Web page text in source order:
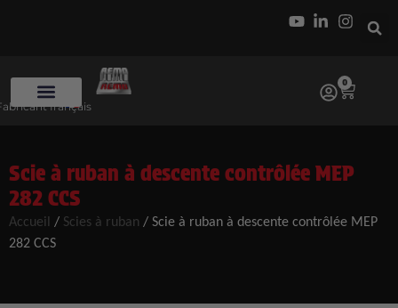
français
0
Scie à ruban à descente contrôlée MEP
282 CCS
Accueil / Scies à ruban / Scie à ruban à descente contrôlée MEP
282 CCS